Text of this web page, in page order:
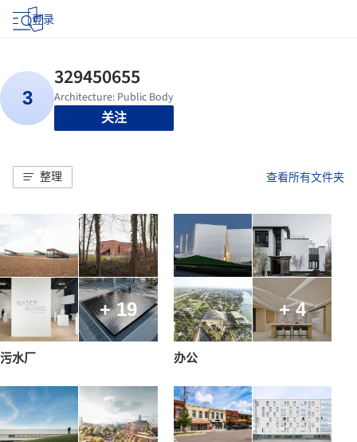
登录
关注
整理 查看所有文件夹
+ 19
污水厂
+ 4
办公